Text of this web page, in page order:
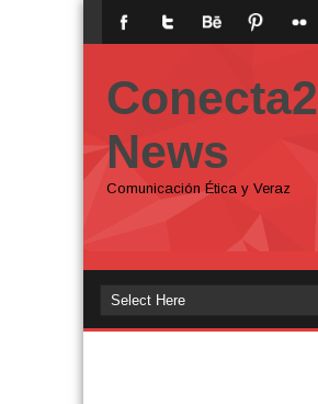
Conecta2
News
Comunicación Ética y Veraz